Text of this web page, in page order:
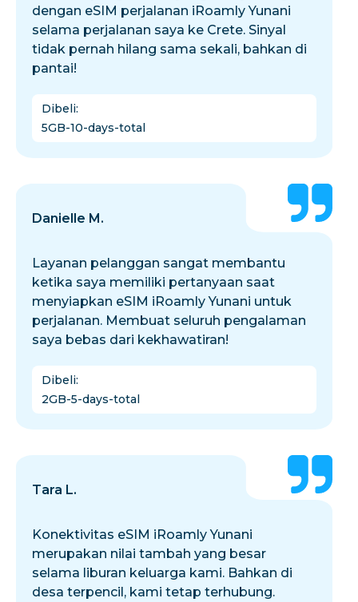
dengan eSIM perjalanan iRoamly Yunani
selama perjalanan saya ke Crete. Sinyal
tidak pernah hilang sama sekali, bahkan di
pantai!
Dibeli:
5GB-10-days-total
Danielle M.
Layanan pelanggan sangat membantu
ketika saya memiliki pertanyaan saat
menyiapkan eSIM iRoamly Yunani untuk
perjalanan. Membuat seluruh pengalaman
saya bebas dari kekhawatiran!
Dibeli:
2GB-5-days-total
Tara L.
Konektivitas eSIM iRoamly Yunani
merupakan nilai tambah yang besar
selama liburan keluarga kami. Bahkan di
desa terpencil, kami tetap terhubung.